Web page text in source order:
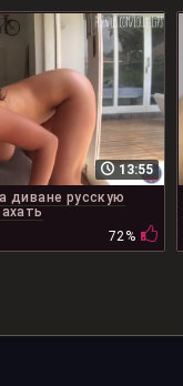
13:55
диване русскую
72%